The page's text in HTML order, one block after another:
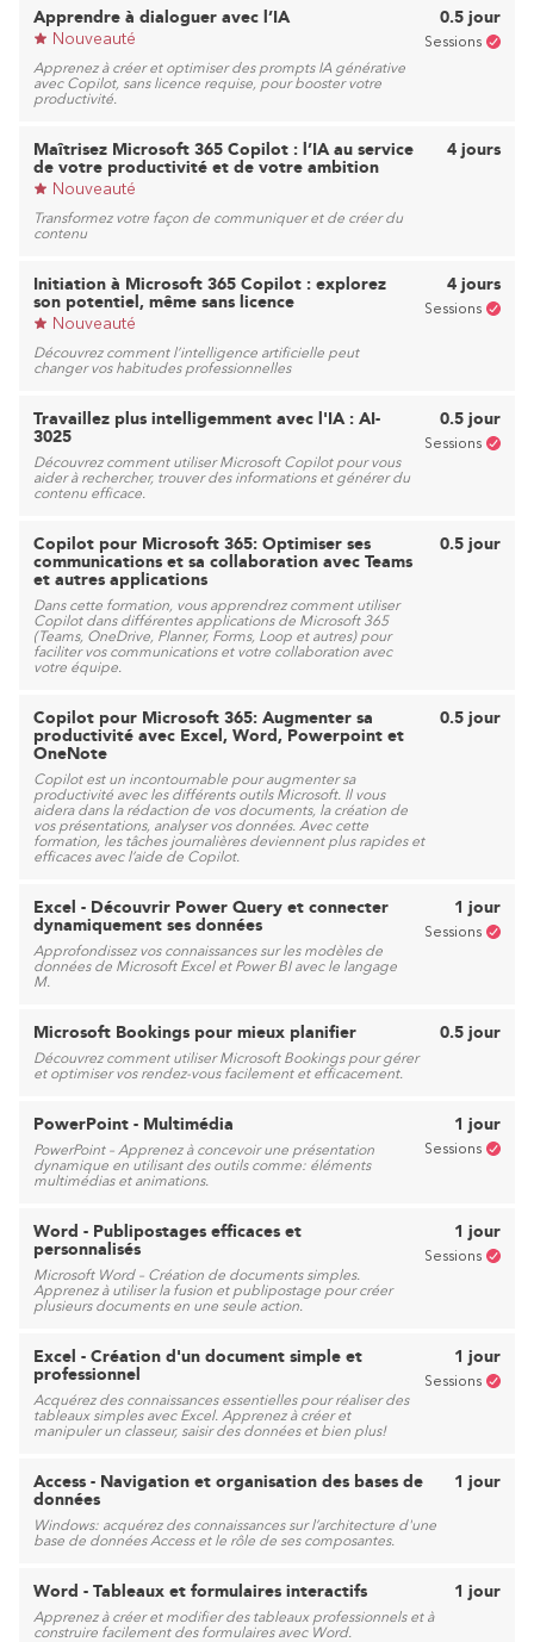
Apprendre à dialoguer avec l’IA
Nouveauté
Apprenez à créer et optimiser des prompts IA générative
avec Copilot, sans licence requise, pour booster votre
productivité.
0.5 jour
Sessions
Maîtrisez Microsoft 365 Copilot : l’IA au service
de votre productivité et de votre ambition
Nouveauté
Transformez votre façon de communiquer et de créer du
contenu
4 jours
Initiation à Microsoft 365 Copilot : explorez
son potentiel, même sans licence
Nouveauté
Découvrez comment l’intelligence artificielle peut
changer vos habitudes professionnelles
4 jours
Sessions
Travaillez plus intelligemment avec l'IA : AI-
3025
Découvrez comment utiliser Microsoft Copilot pour vous
aider à rechercher, trouver des informations et générer du
contenu efficace.
0.5 jour
Sessions
Copilot pour Microsoft 365: Optimiser ses
communications et sa collaboration avec Teams
et autres applications
Dans cette formation, vous apprendrez comment utiliser
Copilot dans différentes applications de Microsoft 365
(Teams, OneDrive, Planner, Forms, Loop et autres) pour
faciliter vos communications et votre collaboration avec
votre équipe.
0.5 jour
Copilot pour Microsoft 365: Augmenter sa
productivité avec Excel, Word, Powerpoint et
OneNote
Copilot est un incontournable pour augmenter sa
productivité avec les différents outils Microsoft. Il vous
aidera dans la rédaction de vos documents, la création de
vos présentations, analyser vos données. Avec cette
formation, les tâches journalières deviennent plus rapides et
efficaces avec l’aide de Copilot.
0.5 jour
Excel - Découvrir Power Query et connecter
dynamiquement ses données
Approfondissez vos connaissances sur les modèles de
données de Microsoft Excel et Power BI avec le langage
M.
1 jour
Sessions
Microsoft Bookings pour mieux planifier
Découvrez comment utiliser Microsoft Bookings pour gérer
et optimiser vos rendez-vous facilement et efficacement.
0.5 jour
PowerPoint - Multimédia
PowerPoint – Apprenez à concevoir une présentation
dynamique en utilisant des outils comme: éléments
multimédias et animations.
1 jour
Sessions
Word - Publipostages efficaces et
personnalisés
Microsoft Word – Création de documents simples.
Apprenez à utiliser la fusion et publipostage pour créer
plusieurs documents en une seule action.
1 jour
Sessions
Excel - Création d'un document simple et
professionnel
Acquérez des connaissances essentielles pour réaliser des
tableaux simples avec Excel. Apprenez à créer et
manipuler un classeur, saisir des données et bien plus!
1 jour
Sessions
Access - Navigation et organisation des bases de
données
Windows: acquérez des connaissances sur l’architecture d'une
base de données Access et le rôle de ses composantes.
1 jour
Word - Tableaux et formulaires interactifs
Apprenez à créer et modifier des tableaux professionnels et à
construire facilement des formulaires avec Word.
1 jour